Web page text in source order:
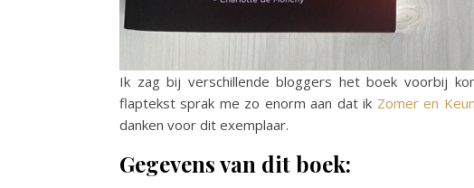
Ik zag bij verschillende bloggers het boek voorbij
flaptekst sprak me zo enorm aan dat ik Zomer en
danken voor dit exemplaar.
Gegevens van dit boek: